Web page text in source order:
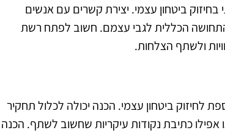
ביטחון עצמי. יצירת קשרים עם אנשים
התחושה הכללית לגבי עצמם. חשוב לפתח רשת
ולשתף הצלחות.
לחיזוק ביטחון עצמי. הכנה יכולה לכלול תחקיר
כתיבת נקודות עיקריות שחשוב לשתף. הכנה